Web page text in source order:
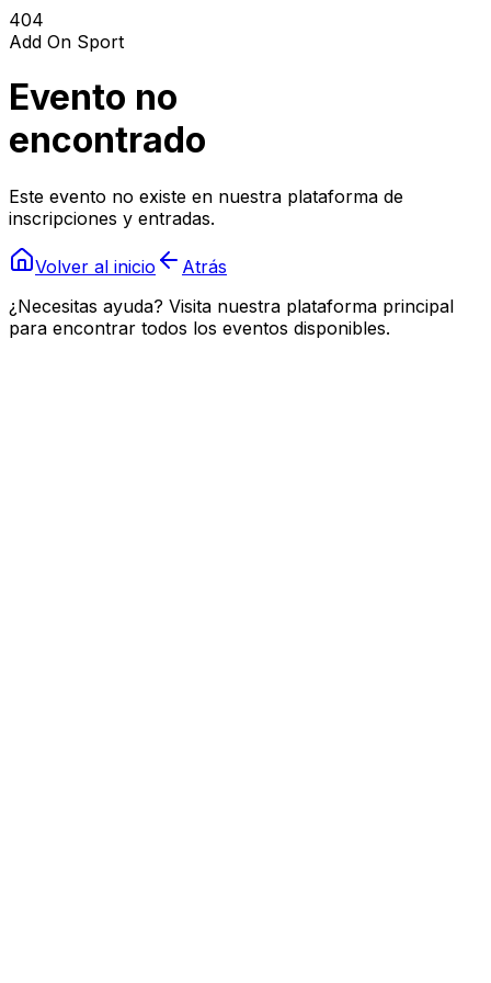
404
Add On Sport
Evento no
encontrado
Este evento no existe en nuestra plataforma de
inscripciones y entradas.
Volver al inicio
Atrás
¿Necesitas ayuda? Visita nuestra plataforma principal
para encontrar todos los eventos disponibles.